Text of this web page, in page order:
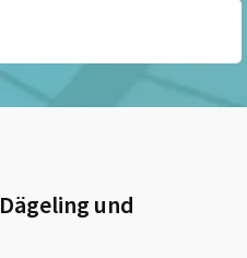
Dägeling und